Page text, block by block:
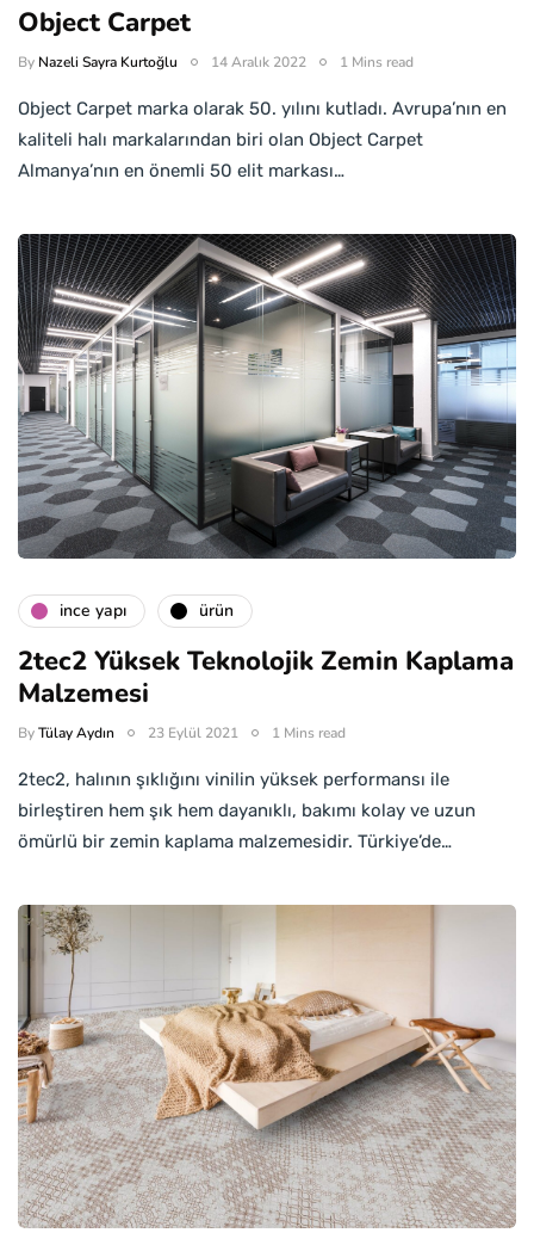
Object Carpet
By Nazeli Sayra Kurtoğlu 14 Aralık 2022 1 Mins read
Object Carpet marka olarak 50. yılını kutladı. Avrupa’nın en
kaliteli halı markalarından biri olan Object Carpet
Almanya’nın en önemli 50 elit markası…
i̇nce yapı ürün
2tec2 Yüksek Teknolojik Zemin Kaplama
Malzemesi
ByTülay Aydın 23 Eylül 2021 1 Mins read
2tec2, halının şıklığını vinilin yüksek performansı ile
birleştiren hem şık hem dayanıklı, bakımı kolay ve uzun
ömürlü bir zemin kaplama malzemesidir. Türkiye’de…